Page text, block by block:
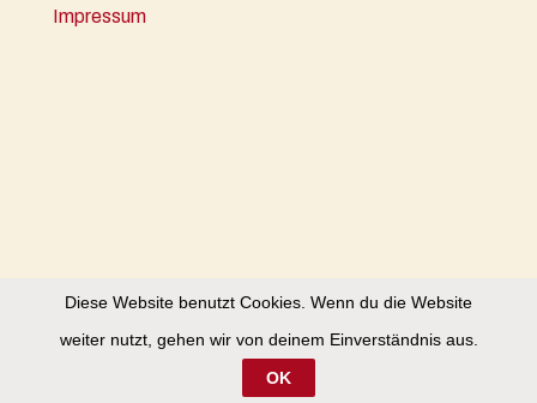
Impressum
Diese Website benutzt Cookies. Wenn du die Website
weiter nutzt, gehen wir von deinem Einverständnis aus.
OK